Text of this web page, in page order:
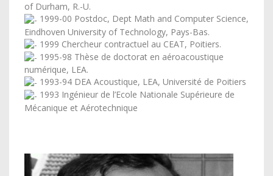
of Durham, R.-U.
1999-00 Postdoc, Dept Math and Computer Science,
Eindhoven University of Technology, Pays-Bas.
1999 Chercheur contractuel au CEAT, Poitiers.
1995-98 Thèse de doctorat en aéroacoustique
numérique, LEA.
1993-94 DEA Acoustique, LEA, Université de Poitiers
1993 Ingénieur de l’Ecole Nationale Supérieure de
Mécanique et Aérotechnique